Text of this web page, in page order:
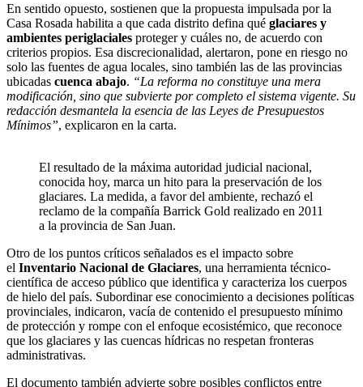
En sentido opuesto, sostienen que la propuesta impulsada por la
Casa Rosada habilita a que cada distrito defina qué glaciares y
ambientes periglaciales proteger y cuáles no, de acuerdo con
criterios propios. Esa discrecionalidad, alertaron, pone en riesgo no
solo las fuentes de agua locales, sino también las de las provincias
ubicadas cuenca abajo. “La reforma no constituye una mera
modificación, sino que subvierte por completo el sistema vigente. Su
redacción desmantela la esencia de las Leyes de Presupuestos
Mínimos”, explicaron en la carta.
El resultado de la máxima autoridad judicial nacional,
conocida hoy, marca un hito para la preservación de los
glaciares. La medida, a favor del ambiente, rechazó el
reclamo de la compañía Barrick Gold realizado en 2011
a la provincia de San Juan.
Otro de los puntos críticos señalados es el impacto sobre
el Inventario Nacional de Glaciares, una herramienta técnico-
científica de acceso público que identifica y caracteriza los cuerpos
de hielo del país. Subordinar ese conocimiento a decisiones políticas
provinciales, indicaron, vacía de contenido el presupuesto mínimo
de protección y rompe con el enfoque ecosistémico, que reconoce
que los glaciares y las cuencas hídricas no respetan fronteras
administrativas.
El documento también advierte sobre posibles conflictos entre